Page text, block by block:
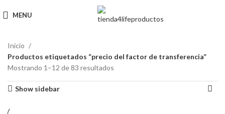
MENU
Inicio
Productos etiquetados “precio del factor de transferencia”
Mostrando 1–12 de 83 resultados
Show sidebar